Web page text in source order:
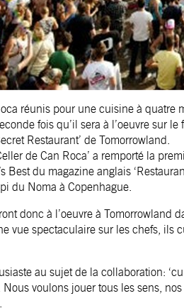
réunis pour une cuisine à quatre
fois qu’il sera à l’oeuvre sur
Restaurant’ de Tomorrowland.
de Can Roca’ a remporté la
Best du magazine anglais
du Noma à Copenhague.
donc à l’oeuvre à Tomorrowland
vue spectaculaire sur les chefs, ils
au sujet de la collaboration:
voulons jouer tous les sens,